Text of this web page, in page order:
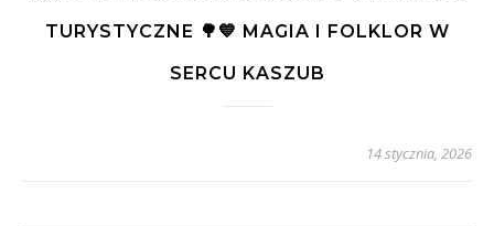
TURYSTYCZNE 🌳💙 MAGIA I FOLKLOR W
SERCU KASZUB
14 stycznia, 2026